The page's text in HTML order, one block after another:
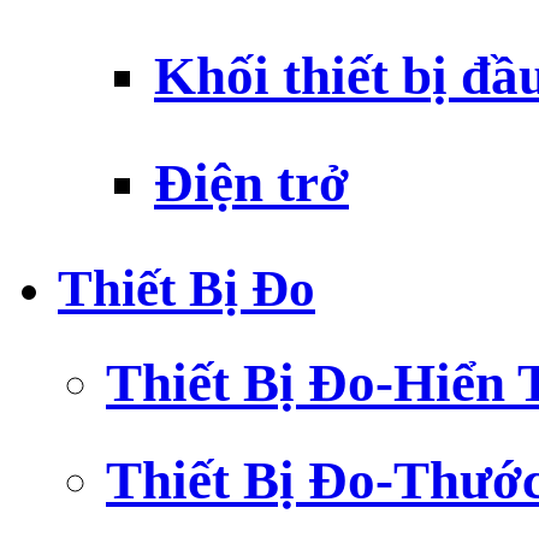
Khối thiết bị
Điện trở
Thiết Bị Đo
Thiết Bị Đo-Hiển
Thiết Bị Đo-